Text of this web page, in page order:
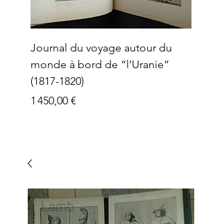
Journal du voyage autour du
monde à bord de “l’Uranie”
(1817-1820)
Prix
1 450,00 €